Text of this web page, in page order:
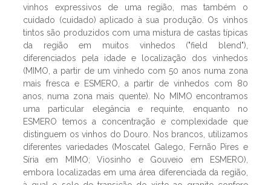
vinhos expressivos de uma região, mas também o
cuidado (cuidado) aplicado à sua produção. Os vinhos
tintos são produzidos com uma mistura de castas típicas
da região em muitos vinhedos ("field blend"),
diferenciados pela idade e localização dos vinhedos
(MIMO, a partir de um vinhedo com 50 anos numa zona
mais fresca e ESMERO, a partir de vinhedos com 80
anos, numa zona mais quente). No MIMO encontramos
uma particular elegância e requinte, enquanto no
ESMERO temos a concentração e complexidade que
distinguem os vinhos do Douro. Nos brancos, utilizamos
diferentes variedades (Moscatel Galego, Fernão Pires e
Síria em MIMO; Viosinho e Gouveio em ESMERO),
embora localizadas em uma área diferenciada da região,